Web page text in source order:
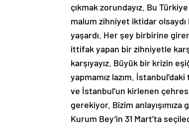
çıkmak zorundayız. Bu
malum zihniyet iktidar
yaşardı. Her şey birbirine
ittifak yapan bir zihniyetle
karşıyayız. Büyük bir krizin
yapmamız lazım.
ve İstanbul’un kirlenen
gerekiyor. Bizim
Kurum Bey’in 31 Mart’ta